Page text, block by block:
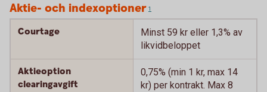
Aktie- och indexoptioner 1
Courtage
Minst 59 kr eller 1,3% av
likvidbeloppet
Aktieoption
clearingavgift
0,75% (min 1 kr, max 14
kr) per kontrakt. Max 8